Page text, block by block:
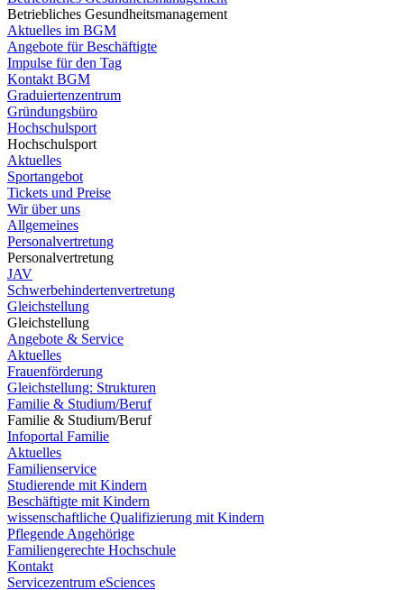
Betriebliches Gesundheitsmanagement
Aktuelles im BGM
Angebote für Beschäftigte
Impulse für den Tag
Kontakt BGM
Graduiertenzentrum
Gründungsbüro
Hochschulsport
Hochschulsport
Aktuelles
Sportangebot
Tickets und Preise
Wir über uns
Allgemeines
Personalvertretung
Personalvertretung
JAV
Schwerbehindertenvertretung
Gleichstellung
Gleichstellung
Angebote & Service
Aktuelles
Frauenförderung
Gleichstellung: Strukturen
Familie & Studium/Beruf
Familie & Studium/Beruf
Infoportal Familie
Aktuelles
Familienservice
Studierende mit Kindern
Beschäftigte mit Kindern
wissenschaftliche Qualifizierung mit Kindern
Pflegende Angehörige
Familiengerechte Hochschule
Kontakt
Servicezentrum eSciences